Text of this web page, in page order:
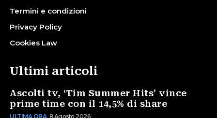
Termini e condizioni
Privacy Policy
Cookies Law
Ultimi articoli
Ascolti tv, ‘Tim Summer Hits’ vince
prime time con il 14,5% di share
ULTIMA ORA 8 Agosto 2026